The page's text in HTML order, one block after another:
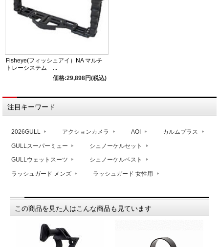
Fisheye(フィッシュアイ）NA マルチ
トレーシステム ...
価格:29,898円(税込)
注目キーワード
2026GULL アクションカメラ AOI カルムプラス
GULLスーパーミュー シュノーケルセット
GULLウェットスーツ シュノーケルベスト
ラッシュガード メンズ ラッシュガード 女性用
この商品を見た人はこんな商品も見ています